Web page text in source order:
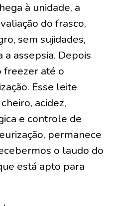
à unidade, a
do frasco,
sem sujidades,
a assepsia. Depois
freezer até o
Esse leite
acidez,
e controle de
permanece
o laudo do
está apto para